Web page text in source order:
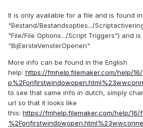
It is only available for a file and is found
"Bestand/Bestandsopties.../
"File/File Options.../Script Triggers") and is
"BijEersteVensterOpenen"
More info can be found in the English
help: https://fmhelp.filemaker.com/help/
to see that same info in dutch, simply
url so that it looks like
this: https://fmhelp.filemaker.com/help/16/